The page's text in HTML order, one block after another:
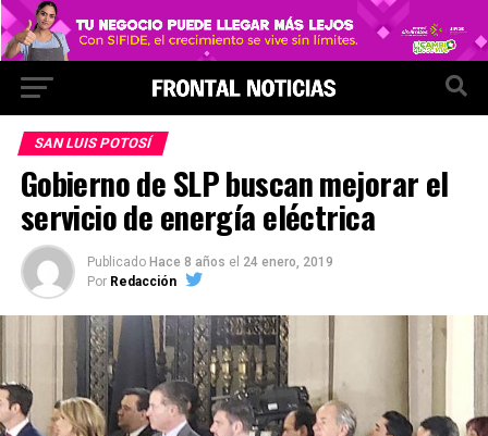
SAN LUIS POTOSÍ
Gobierno de SLP buscan mejorar el
servicio de energía eléctrica
Publicado Hace 8 años el 24 enero, 2019
Por Redacción